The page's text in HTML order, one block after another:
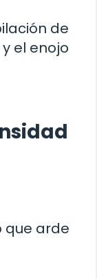
de
el enojo
que arde